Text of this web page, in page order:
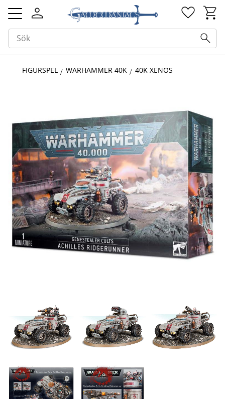
Meny
FIGURSPEL WARHAMMER 40K 40K XENOS